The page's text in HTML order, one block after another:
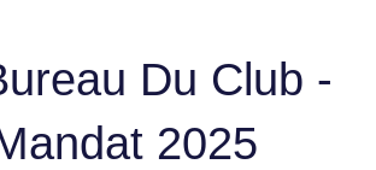
Du Club -
2025